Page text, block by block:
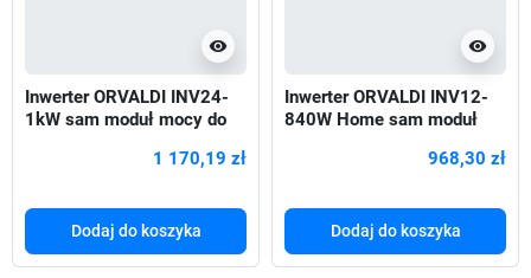
visibility
Inwerter ORVALDI INV24-
1kW sam moduł mocy do
1 170,19 zł
Dodaj do koszyka
visibility
Inwerter ORVALDI INV12-
840W Home sam moduł
968,30 zł
Dodaj do koszyka